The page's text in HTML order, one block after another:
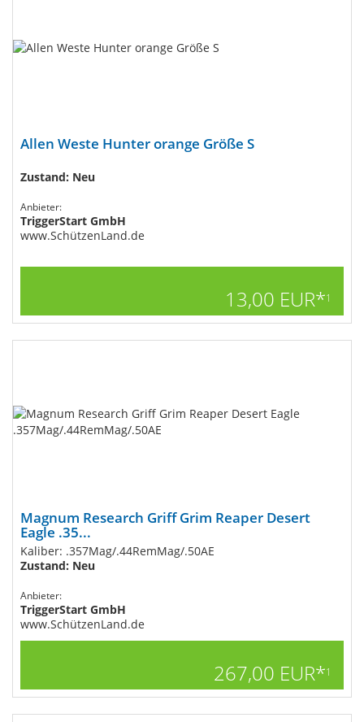
Allen Weste Hunter orange Größe S
Zustand: Neu
Anbieter:
TriggerStart GmbH
www.SchützenLand.de
13,00 EUR*1
Magnum Research Griff Grim Reaper Desert
Eagle .35...
Kaliber: .357Mag/.44RemMag/.50AE
Zustand: Neu
Anbieter:
TriggerStart GmbH
www.SchützenLand.de
267,00 EUR*1